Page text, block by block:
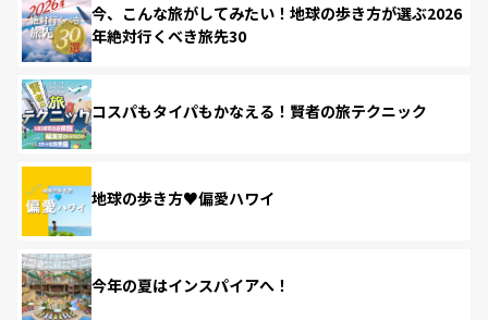
今、こんな旅がしてみたい！地球の歩き方が選ぶ2026
年絶対行くべき旅先30
コスパもタイパもかなえる！賢者の旅テクニック
地球の歩き方♥偏愛ハワイ
今年の夏はインスパイアへ！